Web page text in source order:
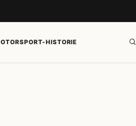
HISTORIE